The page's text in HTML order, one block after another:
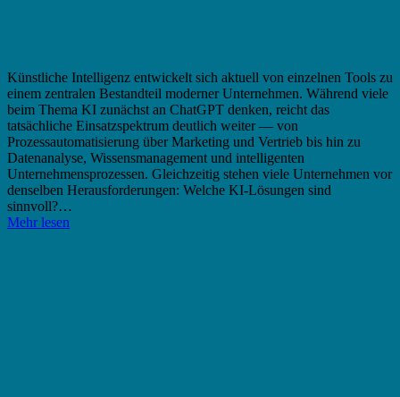
Künstliche Intelligenz entwickelt sich aktuell von einzelnen Tools zu
einem zentralen Bestandteil moderner Unternehmen. Während viele
beim Thema KI zunächst an ChatGPT denken, reicht das
tatsächliche Einsatzspektrum deutlich weiter — von
Prozessautomatisierung über Marketing und Vertrieb bis hin zu
Datenanalyse, Wissensmanagement und intelligenten
Unternehmensprozessen. Gleichzeitig stehen viele Unternehmen vor
denselben Herausforderungen: Welche KI-Lösungen sind
sinnvoll?…
Mehr lesen